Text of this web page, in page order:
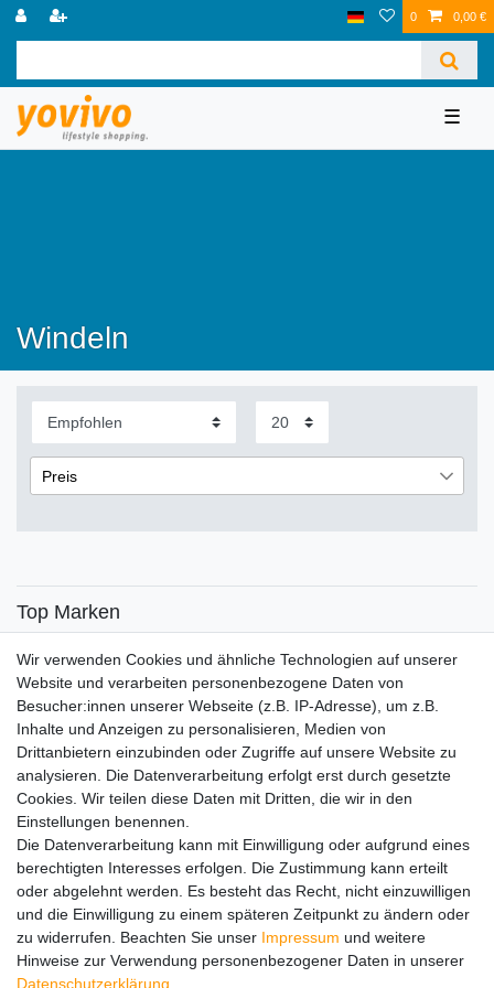
0 0,00 €
☰
Windeln
Preis
Übernehmen
Top Marken
Top Themen
Adventskalender
Service
Versandinfos
FAQ
Ersatzteile
Registrieren
Wir versenden mit
Wir verwenden Cookies und ähnliche Technologien auf unserer
Website und verarbeiten personenbezogene Daten von
Besucher:innen unserer Webseite (z.B. IP-Adresse), um z.B.
Inhalte und Anzeigen zu personalisieren, Medien von
Drittanbietern einzubinden oder Zugriffe auf unsere Website zu
analysieren. Die Datenverarbeitung erfolgt erst durch gesetzte
Cookies. Wir teilen diese Daten mit Dritten, die wir in den
Einstellungen benennen.
Die Datenverarbeitung kann mit Einwilligung oder aufgrund eines
berechtigten Interesses erfolgen. Die Zustimmung kann erteilt
oder abgelehnt werden. Es besteht das Recht, nicht einzuwilligen
und die Einwilligung zu einem späteren Zeitpunkt zu ändern oder
zu widerrufen. Beachten Sie unser Impressum und weitere
Hinweise zur Verwendung personenbezogener Daten in unserer
Daten­schutz­erklärung